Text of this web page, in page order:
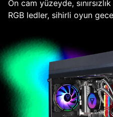
Ön cam yüzeyde,
RGB ledler, sihirli oyun